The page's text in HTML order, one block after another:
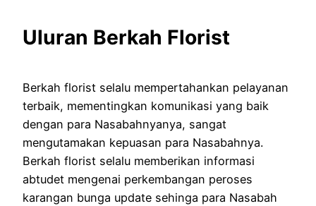
Uluran Berkah Florist
Berkah florist selalu mempertahankan pelayanan
terbaik, mementingkan komunikasi yang baik
dengan para Nasabahnyanya, sangat
mengutamakan kepuasan para Nasabahnya.
Berkah florist selalu memberikan informasi
abtudet mengenai perkembangan peroses
karangan bunga update sehinga para Nasabah